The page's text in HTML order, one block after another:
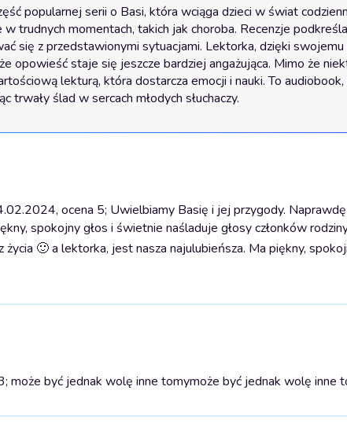
popularnej serii o Basi, która wciąga dzieci w świat
trudnych momentach, takich jak choroba. Recenzje
się z przedstawionymi sytuacjami. Lektorka, dzięki swojemu
opowieść staje się jeszcze bardziej angażująca. Mimo że
lekturą, która dostarcza emocji i nauki. To
trwały ślad w sercach młodych słuchaczy.
ocena 5; Uwielbiamy Basię i jej przygody.
spokojny głos i świetnie naśladuje głosy członków
🙂 a lektorka, jest nasza najulubieńsza. Ma piękny,
może być jednak wolę inne tomymoże być jednak wolę inne